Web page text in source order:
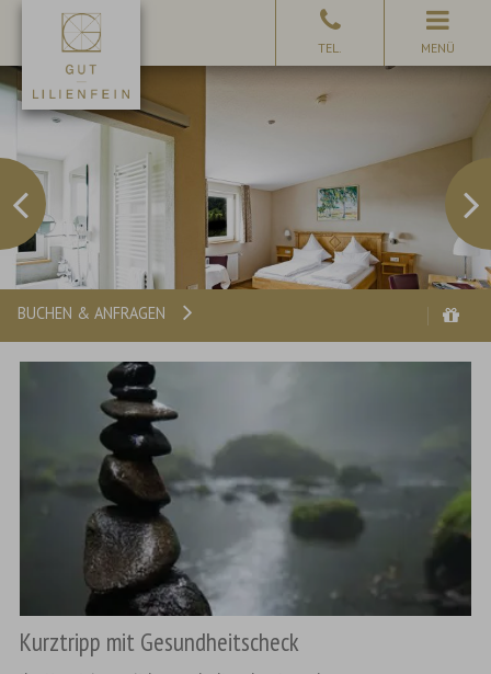
MENÜ
BUCHEN & ANFRAGEN
Kurztripp mit Gesundheitscheck